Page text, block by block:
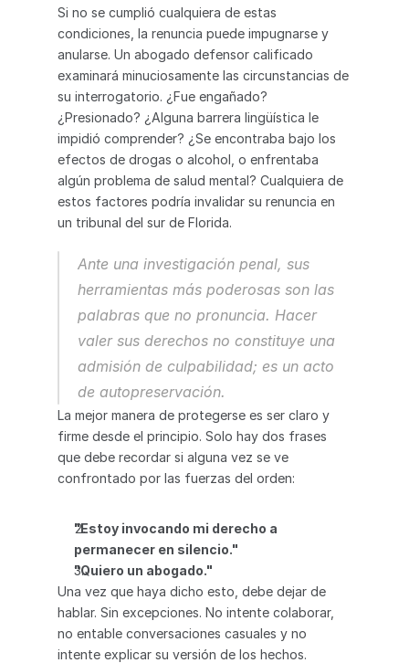
Si no se cumplió cualquiera de estas
condiciones, la renuncia puede impugnarse y
anularse. Un abogado defensor calificado
examinará minuciosamente las circunstancias de
su interrogatorio. ¿Fue engañado?
¿Presionado? ¿Alguna barrera lingüística le
impidió comprender? ¿Se encontraba bajo los
efectos de drogas o alcohol, o enfrentaba
algún problema de salud mental? Cualquiera de
estos factores podría invalidar su renuncia en
un tribunal del sur de Florida.
Ante una investigación penal, sus
herramientas más poderosas son las
palabras que no pronuncia. Hacer
valer sus derechos no constituye una
admisión de culpabilidad; es un acto
de autopreservación.
La mejor manera de protegerse es ser claro y
firme desde el principio. Solo hay dos frases
que debe recordar si alguna vez se ve
confrontado por las fuerzas del orden:
"Estoy invocando mi derecho a
permanecer en silencio."
"Quiero un abogado."
Una vez que haya dicho esto, debe dejar de
hablar. Sin excepciones. No intente colaborar,
no entable conversaciones casuales y no
intente explicar su versión de los hechos.